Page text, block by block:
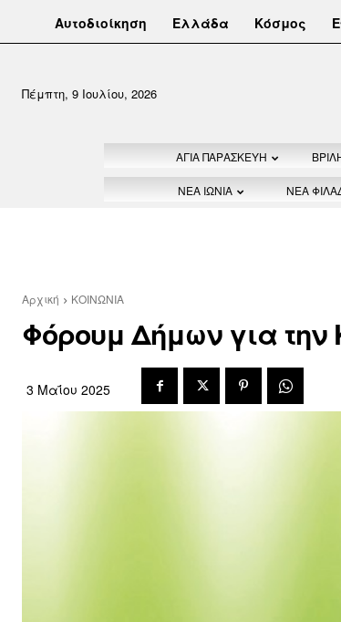
Αυτοδιοίκηση Ελλάδα Κόσμος
Πέμπτη, 9 Ιουλίου, 2026
ΑΓΙΑ ΠΑΡΑΣΚΕΥΗ
ΝΕΑ ΙΩΝΙΑ ΝΕΑ
Αρχική ΚΟΙΝΩΝΙΑ
Φόρουμ Δήμων για την
3 Μαΐου 2025